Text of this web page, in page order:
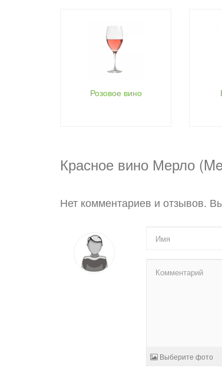
Розовое вино
Красное вино Мерло
Нет комментариев и отзывов.
Выберите фото